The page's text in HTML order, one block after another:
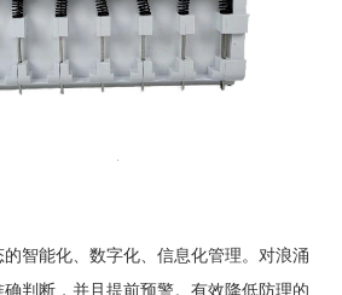
智能化、数字化、信息化管理。对浪涌
判断，并且提前预警。有效降低防理的